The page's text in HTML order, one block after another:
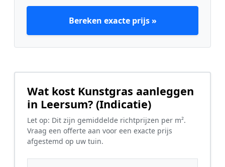
Bereken exacte prijs »
Wat kost Kunstgras aanleggen
in Leersum? (Indicatie)
Let op: Dit zijn gemiddelde richtprijzen per m².
Vraag een offerte aan voor een exacte prijs
afgestemd op uw tuin.